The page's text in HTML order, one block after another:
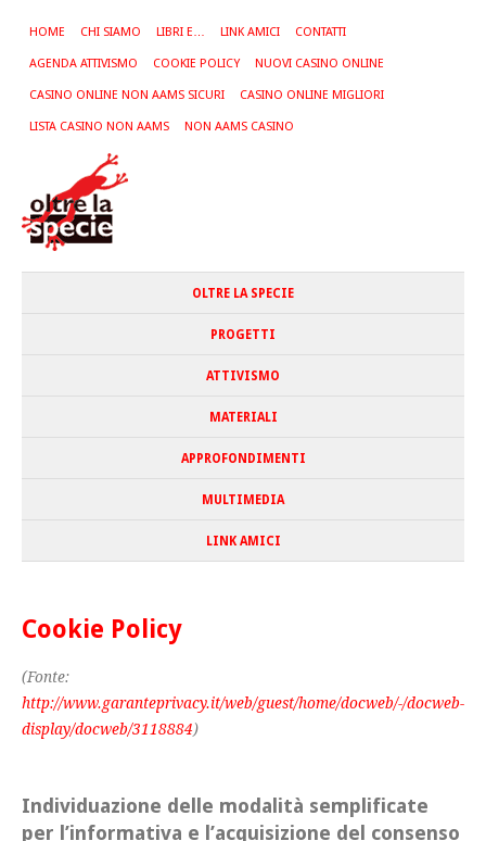
HOME CHI SIAMO LIBRI E… LINK AMICI CONTATTI
AGENDA ATTIVISMO COOKIE POLICY NUOVI CASINO ONLINE
CASINO ONLINE NON AAMS SICURI CASINO ONLINE MIGLIORI
LISTA CASINO NON AAMS NON AAMS CASINO
OLTRE LA SPECIE
PROGETTI
ATTIVISMO
MATERIALI
APPROFONDIMENTI
MULTIMEDIA
LINK AMICI
Cookie Policy
(Fonte:
http://www.garanteprivacy.it/web/guest/home/docweb/-/docweb-
display/docweb/3118884)
Individuazione delle modalità semplificate
per l’informativa e l’acquisizione del consenso